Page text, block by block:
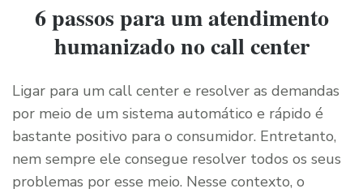
6 passos para um atendimento
humanizado no call center
Ligar para um call center e resolver as demandas
por meio de um sistema automático e rápido é
bastante positivo para o consumidor. Entretanto,
nem sempre ele consegue resolver todos os seus
problemas por esse meio. Nesse contexto, o